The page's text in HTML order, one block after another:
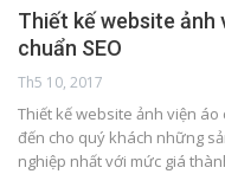
Thiết kế website ảnh
chuẩn SEO
Th5 10, 2017
Thiết kế website ảnh viện
đến cho quý khách những
nghiệp nhất với mức giá